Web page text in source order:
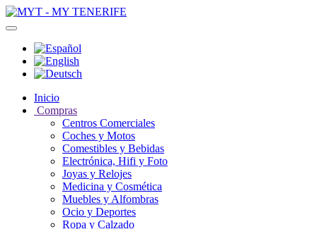
Inicio
Compras
Centros Comerciales
Coches y Motos
Comestibles y Bebidas
Electrónica, Hifi y Foto
Joyas y Relojes
Medicina y Cosmética
Muebles y Alfombras
Ocio y Deportes
Ropa y Calzado